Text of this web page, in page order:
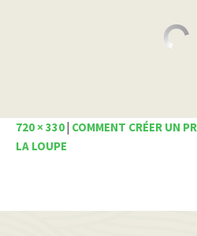
720 × 330 COMMENT CRÉER UN
LA LOUPE